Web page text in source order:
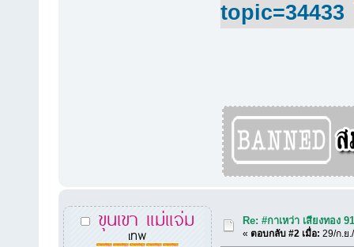
topic=34433
ขุนเขา แม่แจ่ม
เทพ
Re: #กาเหว่า เสียงทอง
«ตอบกลับ #2 เมื่อ: 29/ก.ย